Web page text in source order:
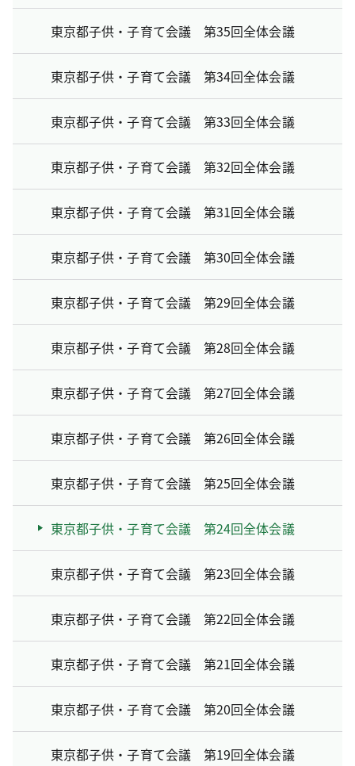
東京都子供・子育て会議 第35回全体会議
東京都子供・子育て会議 第34回全体会議
東京都子供・子育て会議 第33回全体会議
東京都子供・子育て会議 第32回全体会議
東京都子供・子育て会議 第31回全体会議
東京都子供・子育て会議 第30回全体会議
東京都子供・子育て会議 第29回全体会議
東京都子供・子育て会議 第28回全体会議
東京都子供・子育て会議 第27回全体会議
東京都子供・子育て会議 第26回全体会議
東京都子供・子育て会議 第25回全体会議
東京都子供・子育て会議 第24回全体会議
東京都子供・子育て会議 第23回全体会議
東京都子供・子育て会議 第22回全体会議
東京都子供・子育て会議 第21回全体会議
東京都子供・子育て会議 第20回全体会議
東京都子供・子育て会議 第19回全体会議